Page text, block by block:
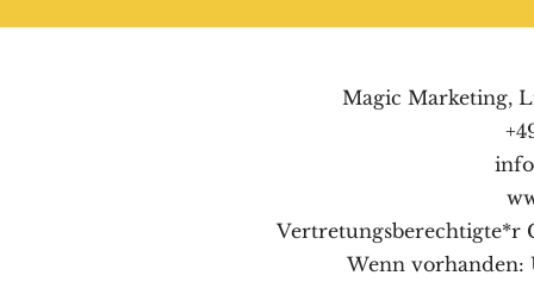
Magic Marketing,
Vertretungsberechtigte*r
Wenn vorhanden: